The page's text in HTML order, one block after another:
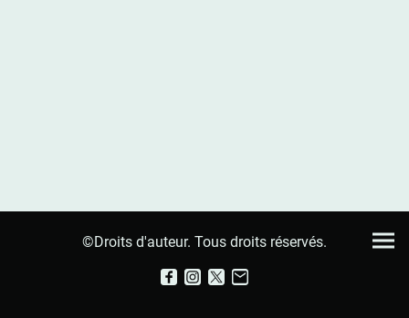
©Droits d'auteur. Tous droits réservés.